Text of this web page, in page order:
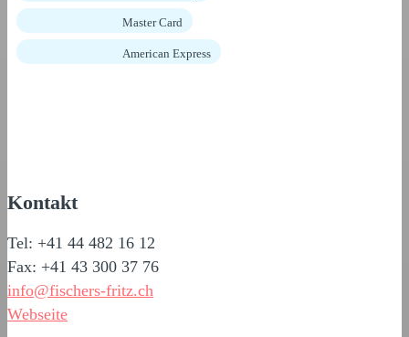
Master Card
American Express
Kontakt
Tel: +41 44 482 16 12
Fax: +41 43 300 37 76
info@fischers-fritz.ch
Webseite